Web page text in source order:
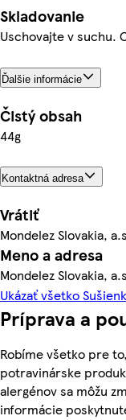
Skladovanie
Uschovajte v suchu.
Ďalšie informácie
Čistý obsah
44g
Kontaktná adresa
Vrátiť
Mondelez Slovakia,
Meno a adresa
Mondelez Slovakia,
Ukázať všetko
Príprava a
Robíme všetko pre
potravinárske
alergénov sa môžu
informácie